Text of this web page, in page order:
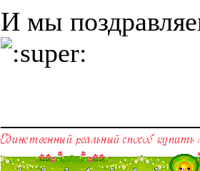
И мы